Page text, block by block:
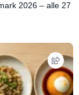
2026 – alle 27